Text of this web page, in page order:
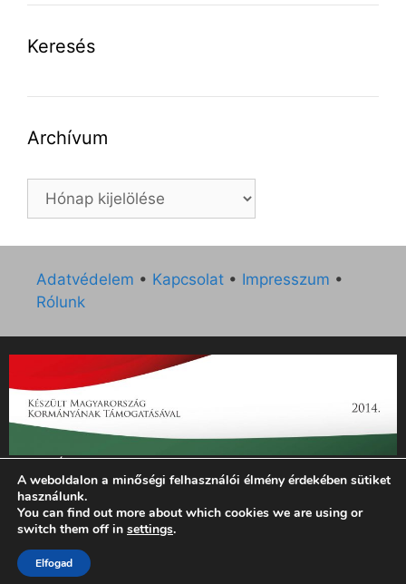
Keresés
Archívum
Archívum
Adatvédelem • Kapcsolat • Impresszum •
Rólunk
„Az Új Ember katolikus hetilap 2014. évi működésének
támogatását az EGYH-KCP-14-P-0121 sz. támogatási
szerződés keretében 3 000 000 Ft összegben támogatta az
Emberi Erőforrások Minisztériuma.”
© 2026 Magyar Kurír - Új Ember
A weboldalon a minőségi felhasználói élmény érdekében sütiket
használunk.
You can find out more about which cookies we are using or
switch them off in settings.
Elfogad